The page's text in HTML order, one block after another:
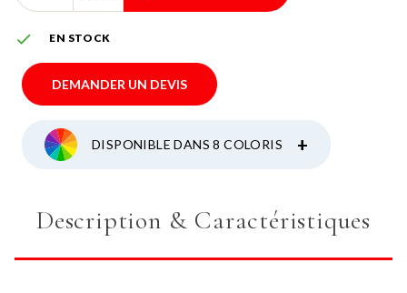
 EN STOCK
DEMANDER UN DEVIS
DISPONIBLE DANS 8 COLORIS +
Description & Caractéristiques